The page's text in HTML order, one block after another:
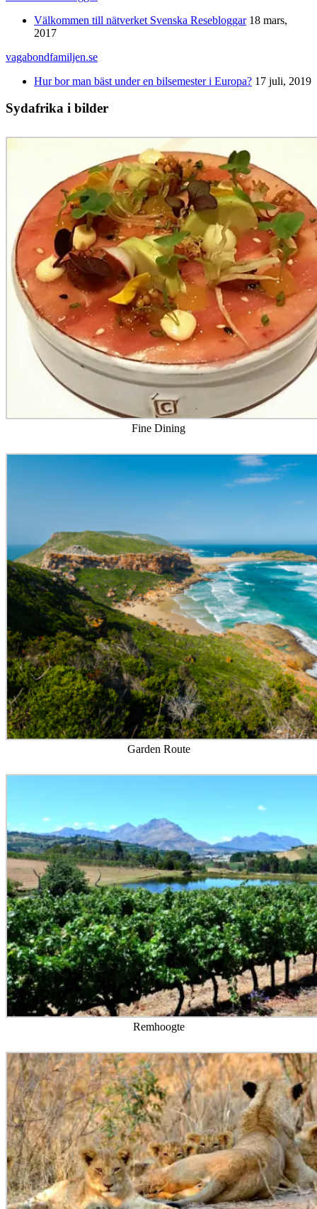
Välkommen till nätverket Svenska Resebloggar 18 mars,
2017
vagabondfamiljen.se
Hur bor man bäst under en bilsemester i Europa? 17 juli, 2019
Sydafrika i bilder
Fine Dining
Garden Route
Remhoogte